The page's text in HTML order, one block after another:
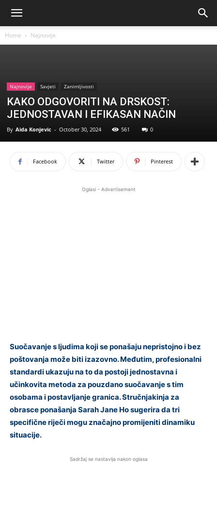
Home Najnovije
Najnovije Savjeti Zanimljivosti
KAKO ODGOVORITI NA DRSKOST:
JEDNOSTAVAN I EFIKASAN NAČIN
By Aida Konjevic - October 30, 2024 561 0
Facebook Twitter Pinterest
Oglasi - Advertisement
Suočavanje s ljudima koji se ponašaju nepristojno i bez
poštovanja može biti izazovno. Međutim, profesionalni
standardi ukazuju na to da postoji jednostavna i
učinkovita metoda za pouzdano suočavanje s tim
osobama i postavljanje granica. Stručnjakinja za
obrasce ponašanja Sarah Jane Ho sugerira da tri
specifične riječi mogu značajno promijeniti dinamiku
situacije.
Sadržaj se nastavlja nakon oglasa